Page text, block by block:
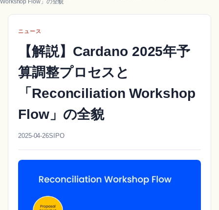
Workshop Flow」の全貌
ニュース
【解説】Cardano 2025年予
算調整プロセスと
「Reconciliation Workshop
Flow」の全貌
2025-04-26SIPO